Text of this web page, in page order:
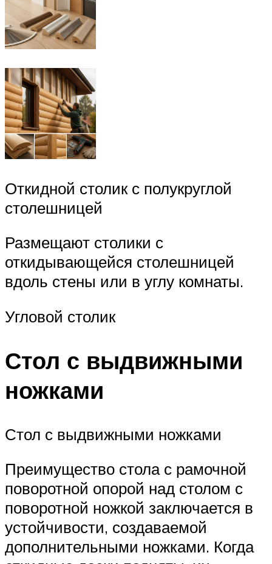
Откидной столик с полукруглой
столешницей
Размещают столики с
откидывающейся столешницей
вдоль стены или в углу комнаты.
Угловой столик
Стол с выдвижными
ножками
Стол с выдвижными ножками
Преимущество стола с рамочной
поворотной опорой над столом с
поворотной ножкой заключается в
устойчивости, создаваемой
дополнительными ножками. Когда